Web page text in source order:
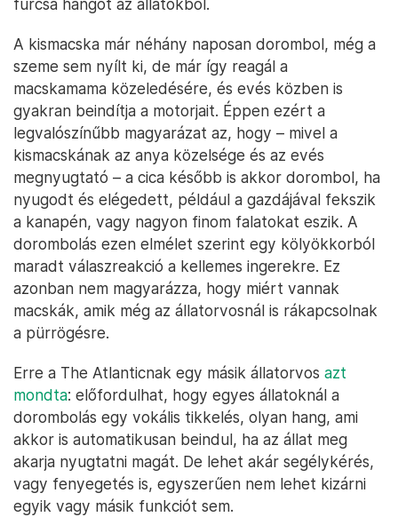
furcsa hangot az állatokból.
A kismacska már néhány naposan dorombol, még a
szeme sem nyílt ki, de már így reagál a
macskamama közeledésére, és evés közben is
gyakran beindítja a motorjait. Éppen ezért a
legvalószínűbb magyarázat az, hogy – mivel a
kismacskának az anya közelsége és az evés
megnyugtató – a cica később is akkor dorombol, ha
nyugodt és elégedett, például a gazdájával fekszik
a kanapén, vagy nagyon finom falatokat eszik. A
dorombolás ezen elmélet szerint egy kölyökkorból
maradt válaszreakció a kellemes ingerekre. Ez
azonban nem magyarázza, hogy miért vannak
macskák, amik még az állatorvosnál is rákapcsolnak
a pürrögésre.
Erre a The Atlanticnak egy másik állatorvos azt
mondta: előfordulhat, hogy egyes állatoknál a
dorombolás egy vokális tikkelés, olyan hang, ami
akkor is automatikusan beindul, ha az állat meg
akarja nyugtatni magát. De lehet akár segélykérés,
vagy fenyegetés is, egyszerűen nem lehet kizárni
egyik vagy másik funkciót sem.